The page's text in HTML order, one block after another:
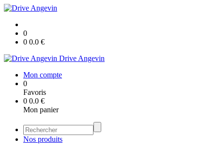
0
0 0.0 €
Drive Angevin
Mon compte
0
Favoris
0 0.0 €
Mon panier
Nos produits